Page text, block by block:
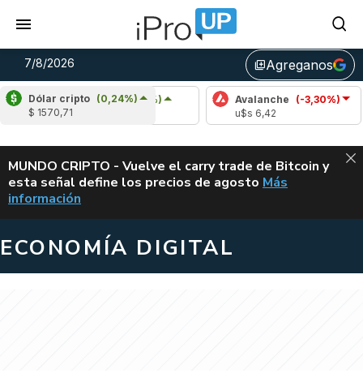
7/8/2026 library_addAgreganos
Dólar cripto (0,24%)
$ 1570,71
Cardano
(3,91%)
u$s 0,20
Avalanche (-3,30%)
u$s 6,42
ALERTA
MUNDO CRIPTO - Vuelve el carry trade de Bitcoin y
esta señal define los precios de agosto VUELVE EL
Más
información
ECONOMÍA DIGITAL